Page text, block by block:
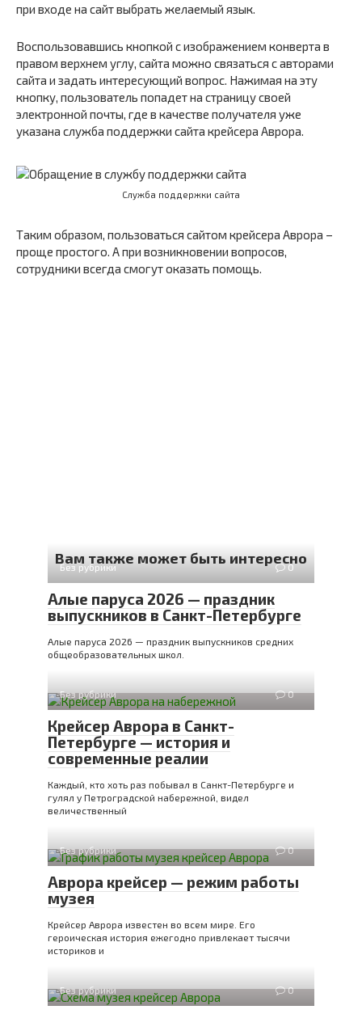
при входе на сайт выбрать желаемый язык.
Воспользовавшись кнопкой с изображением конверта в
правом верхнем углу, сайта можно связаться с авторами
сайта и задать интересующий вопрос. Нажимая на эту
кнопку, пользователь попадет на страницу своей
электронной почты, где в качестве получателя уже
указана служба поддержки сайта крейсера Аврора.
Служба поддержки сайта
Таким образом, пользоваться сайтом крейсера Аврора –
проще простого. А при возникновении вопросов,
сотрудники всегда смогут оказать помощь.
Вам также может быть интересно
Без рубрики 0
Алые паруса 2026 — праздник
выпускников в Санкт-Петербурге
Алые паруса 2026 — праздник выпускников средних
общеобразовательных школ.
Без рубрики 0
Крейсер Аврора в Санкт-
Петербурге — история и
современные реалии
Каждый, кто хоть раз побывал в Санкт-Петербурге и
гулял у Петроградской набережной, видел
величественный
Без рубрики 0
Аврора крейсер — режим работы
музея
Крейсер Аврора известен во всем мире. Его
героическая история ежегодно привлекает тысячи
историков и
Без рубрики 0